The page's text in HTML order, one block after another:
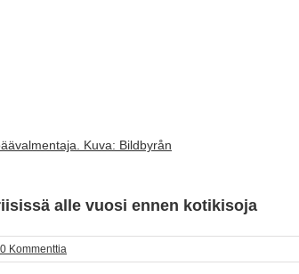
Kuva: Bildbyrån
alle vuosi ennen kotikisoja
0 Kommenttia